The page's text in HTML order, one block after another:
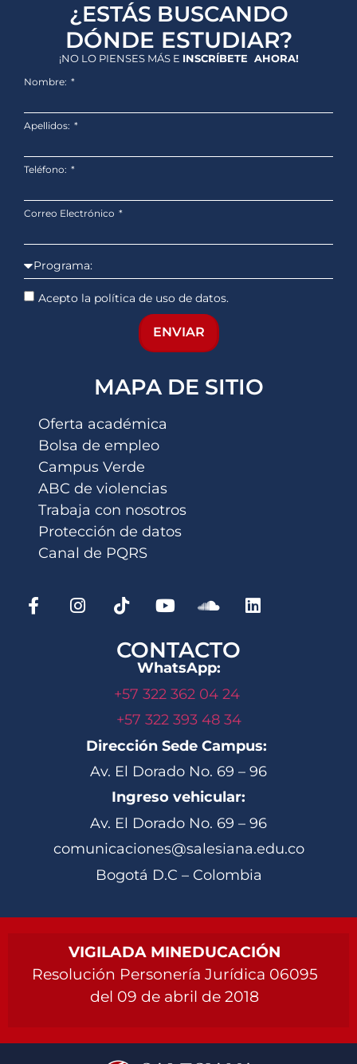
¿ESTÁS BUSCANDO
DÓNDE ESTUDIAR?
¡NO LO PIENSES MÁS E INSCRÍBETE AHORA!
Nombre:
Apellidos:
Teléfono:
Correo Electrónico
Acepto la política de uso de datos.
ENVIAR
MAPA DE SITIO
Oferta académica
Bolsa de empleo
Campus Verde
ABC de violencias
Trabaja con nosotros
Protección de datos
Canal de PQRS
CONTACTO
WhatsApp:
+57 322 362 04 24
+57 322 393 48 34
Dirección Sede Campus:
Av. El Dorado No. 69 – 96
Ingreso vehicular:
Av. El Dorado No. 69 – 96
comunicaciones@salesiana.edu.co
Bogotá D.C – Colombia
VIGILADA MINEDUCACIÓN
Resolución Personería Jurídica 06095
del 09 de abril de 2018